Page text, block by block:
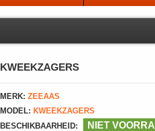
KWEEKZAGERS
MERK: ZEEAAS
MODEL: KWEEKZAGERS
BESCHIKBAARHEID:
NIET